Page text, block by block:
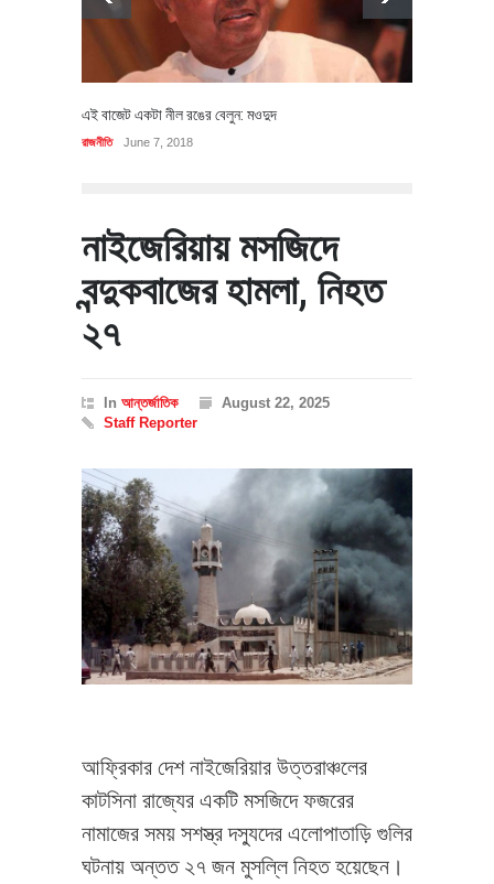
এই বাজেট একটা নীল রঙের বেলুন: মওদুদ
রাজনীতি June 7, 2018
নাইজেরিয়ায় মসজিদে
বন্দুকবাজের হামলা, নিহত
২৭
In আন্তর্জাতিক
August 22, 2025
Staff Reporter
আফ্রিকার দেশ নাইজেরিয়ার উত্তরাঞ্চলের
কাটসিনা রাজ্যের একটি মসজিদে ফজরের
নামাজের সময় সশস্ত্র দস্যুদের এলোপাতাড়ি গুলির
ঘটনায় অন্তত ২৭ জন মুসল্লি নিহত হয়েছেন।